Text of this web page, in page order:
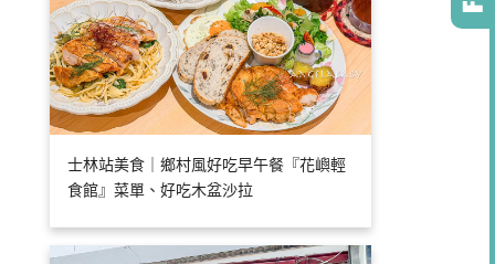
士林站美食｜鄉村風好吃早午餐『花嶼輕
食館』菜單、好吃木盆沙拉